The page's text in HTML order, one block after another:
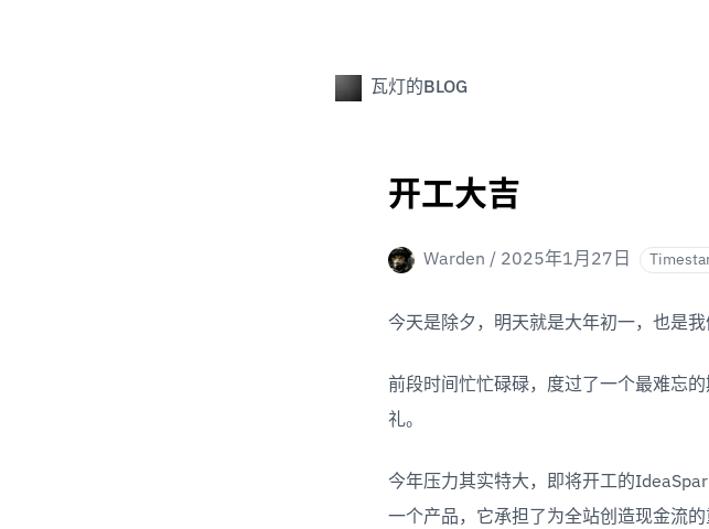
瓦灯的BLOG
开工大吉
Warden / 2025年1月27日
今天是除夕，明天就是大年初一，也是我
前段时间忙忙碌碌，度过了一个最难忘
礼。
今年压力其实特大，即将开工的
一个产品，它承担了为全站创造现金流